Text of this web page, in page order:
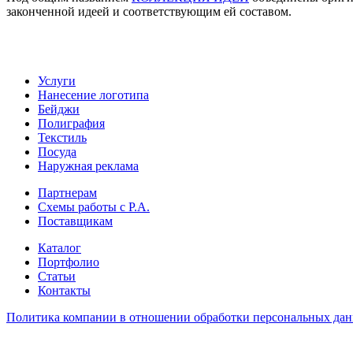
законченной идеей и соответствующим ей составом.
Услуги
Нанесение логотипа
Бейджи
Полиграфия
Текстиль
Посуда
Наружная реклама
Партнерам
Схемы работы с Р.А.
Поставщикам
Каталог
Портфолио
Статьи
Контакты
Политика компании в отношении обработки персональных